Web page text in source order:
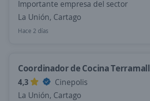
Importante empresa del sector
La Unión, Cartago
Hace 2 días
Coordinador de Cocina Terramall
4,3
Cinepolis
La Unión, Cartago